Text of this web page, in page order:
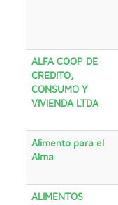
ALFA COOP DE
CREDITO,
CONSUMO Y
VIVIENDA LTDA
Alimento para el
Alma
ALIMENTOS